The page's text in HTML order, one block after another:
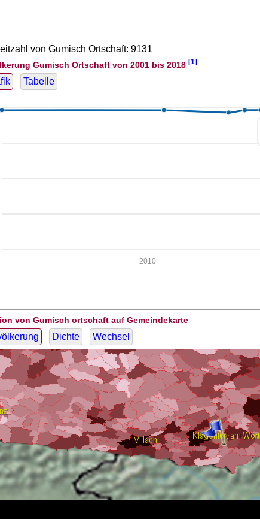
von Gumisch Ortschaft: 9131
Gumisch Ortschaft von 2001 bis 2018 [1]
Tabelle
2010
von Gumisch ortschaft auf Gemeindekarte
Dichte Wechsel